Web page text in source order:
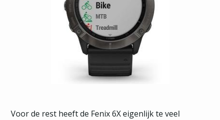
Voor de rest heeft de Fenix 6X eigenlijk te veel